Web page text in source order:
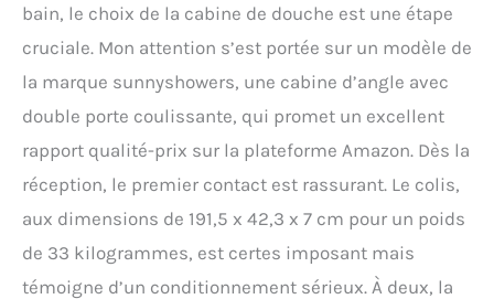
bain, le choix de la cabine de douche est une étape
cruciale. Mon attention s’est portée sur un modèle de
la marque sunnyshowers, une cabine d’angle avec
double porte coulissante, qui promet un excellent
rapport qualité-prix sur la plateforme Amazon. Dès la
réception, le premier contact est rassurant. Le colis,
aux dimensions de 191,5 x 42,3 x 7 cm pour un poids
de 33 kilogrammes, est certes imposant mais
témoigne d’un conditionnement sérieux. À deux, la